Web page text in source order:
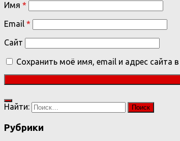
Имя *
Email *
Сайт
Сохранить моё имя, email и адрес сайта
Найти:
Рубрики